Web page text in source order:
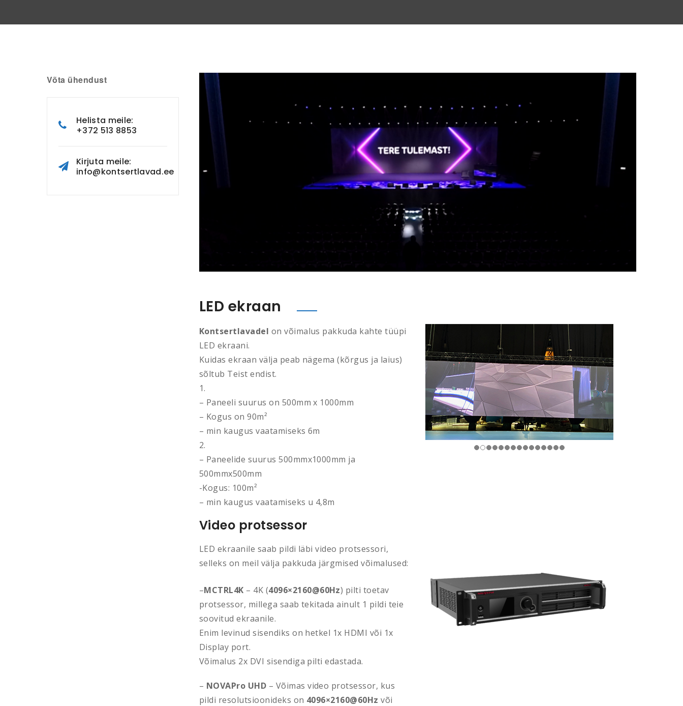
Võta ühendust
Helista meile:
+372 513 8853
Kirjuta meile:
info@kontsertlavad.ee
LED ekraan
Kontsertlavadel on võimalus pakkuda kahte tüüpi
LED ekraani.
Kuidas ekraan välja peab nägema (kõrgus ja laius)
sõltub Teist endist.
1.
– Paneeli suurus on 500mm x 1000mm
– Kogus on 90m²
– min kaugus vaatamiseks 6m
2.
– Paneelide suurus 500mmx1000mm ja
500mmx500mm
-Kogus: 100m²
– min kaugus vaatamiseks u 4,8m
Video protsessor
LED ekraanile saab pildi läbi video protsessori,
selleks on meil välja pakkuda järgmised võimalused:
–MCTRL4K – 4K (4096×2160@60Hz) pilti toetav
protsessor, millega saab tekitada ainult 1 pildi teie
soovitud ekraanile.
Enim levinud sisendiks on hetkel 1x HDMI või 1x
Display port.
Võimalus 2x DVI sisendiga pilti edastada.
– NOVAPro UHD – Võimas video protsessor, kus
pildi resolutsioonideks on 4096×2160@60Hz või